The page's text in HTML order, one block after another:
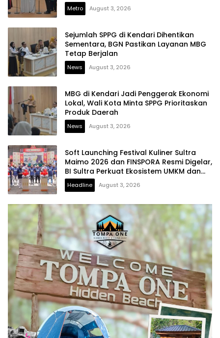
Metro August 3, 2026
Sejumlah SPPG di Kendari Dihentikan
Sementara, BGN Pastikan Layanan MBG
Tetap Berjalan
News August 3, 2026
MBG di Kendari Jadi Penggerak Ekonomi
Lokal, Wali Kota Minta SPPG Prioritaskan
Produk Daerah
News August 3, 2026
Soft Launching Festival Kuliner Sultra
Maimo 2026 dan FINSPORA Resmi Digelar,
BI Sultra Perkuat Ekosistem UMKM dan
Digitalisasi Ekonomi
Headline August 3, 2026